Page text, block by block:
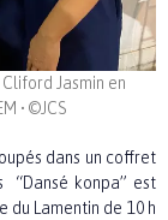
Jasmin en
• ©JCS
dans un coffret
“Dansé konpa” est
Lamentin de 10 h